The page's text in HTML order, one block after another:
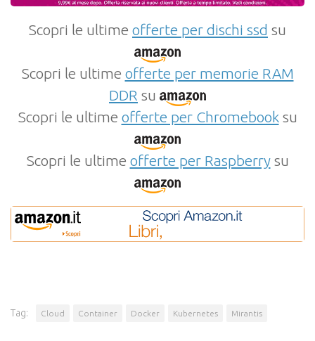
Scopri le ultime offerte per dischi ssd su
Scopri le ultime offerte per memorie RAM
DDR su
Scopri le ultime offerte per Chromebooksu
Scopri le ultime offerte per Raspberrysu
Tag: Cloud Container Docker Kubernetes Mirantis